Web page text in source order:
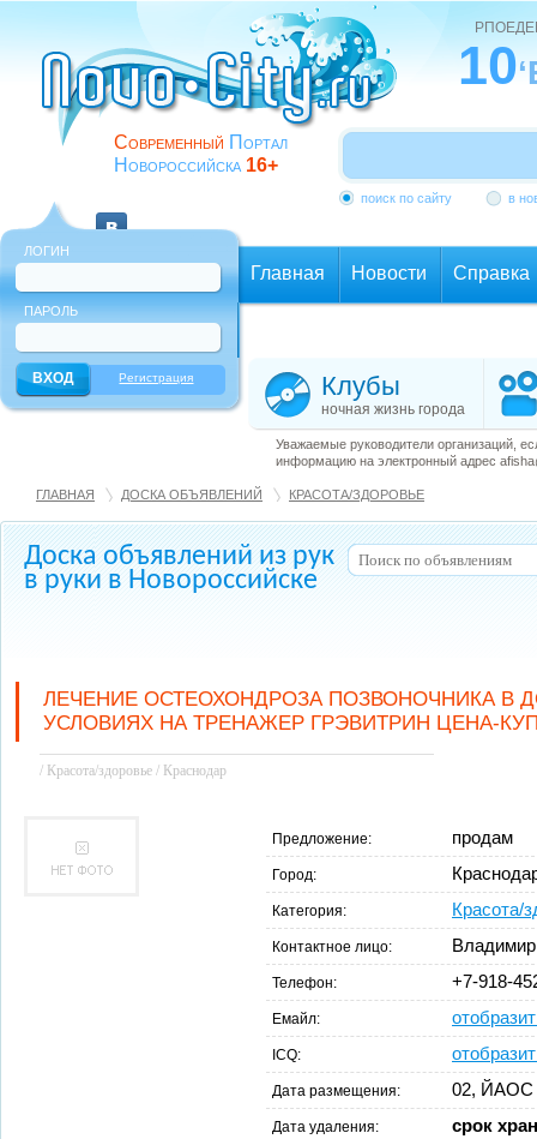
Современный Портал
Новороссийска 16+
10
поиск по сайту в
ЛОГИН
ПАРОЛЬ
Регистрация
Главная Новости Справка
Клубы
ночная жизнь города
Уважаемые руководители организаций,
информацию на электронный адрес
ГЛАВНАЯ ДОСКА ОБЪЯВЛЕНИЙ КРАСОТА/ЗДОРОВЬЕ
Доска объявлений из рук
в руки в Новороссийске
ЛЕЧЕНИЕ ОСТЕОХОНДРОЗА ПОЗВОНОЧНИКА В
УСЛОВИЯХ НА ТРЕНАЖЕР ГРЭВИТРИН ЦЕНА-
/ Красота/здоровье / Краснодар
Предложение: продам
Город:
Категория: Красота/
Контактное лицо:
Телефон: +7-918-
Емайл:
ICQ:
Дата размещения: 02, ЙАОС
Дата удаления: срок